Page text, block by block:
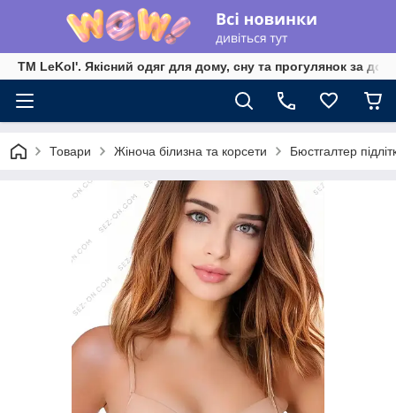
TM LeKol'. Якісний одяг для дому, сну та прогулянок за
Товари Жіноча білизна та корсети Бюстгалтер